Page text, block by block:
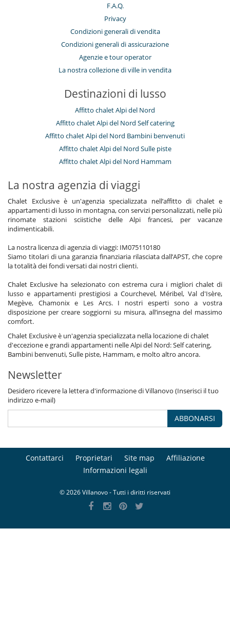
F.A.Q.
Privacy
Condizioni generali di vendita
Condizioni generali di assicurazione
Agenzie e tour operator
La nostra collezione di ville in vendita
Destinazioni di lusso
Affitto chalet Alpi del Nord
Affitto chalet Alpi del Nord Self catering
Affitto chalet Alpi del Nord Bambini benvenuti
Affitto chalet Alpi del Nord Sulle piste
Affitto chalet Alpi del Nord Hammam
La nostra agenzia di viaggi
Chalet Exclusive è un'agenzia specializzata nell’affitto di chalet e
appartamenti di lusso in montagna, con servizi personalizzati, nelle più
rinomate stazioni sciistiche delle Alpi francesi, per vacanze
indimenticabili.
La nostra licenza di agenzia di viaggi: IM075110180
Siamo titolari di una garanzia finanziaria rilasciata dall’APST, che copre
la totalità dei fondi versati dai nostri clienti.
Chalet Exclusive ha selezionato con estrema cura i migliori chalet di
lusso e appartamenti prestigiosi a Courchevel, Méribel, Val d'Isère,
Megève, Chamonix e Les Arcs. I nostri esperti sono a vostra
disposizione per creare soggiorni su misura, all’insegna del massimo
comfort.
Chalet Exclusive è un'agenzia specializzata nella locazione di chalet
d'eccezione e grandi appartamenti nelle Alpi del Nord: Self catering,
Bambini benvenuti, Sulle piste, Hammam, e molto altro ancora.
Newsletter
Desidero ricevere la lettera d'informazione di Villanovo (Inserisci il tuo
indirizzo e-mail)
ABBONARSI
Contattarci Proprietari Site map
Affiliazione
Informazioni legali
© 2026 Villanovo - Tutti i diritti riservati